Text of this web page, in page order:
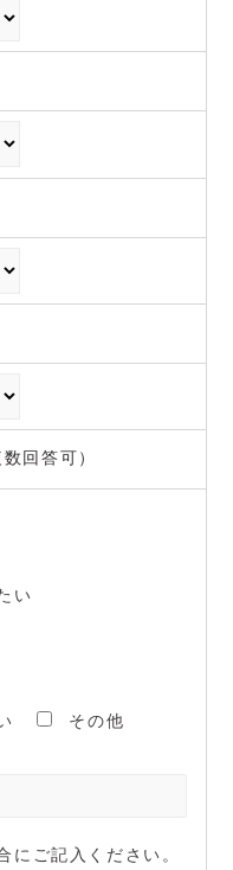
回答可）
い
その他
にご記入ください。